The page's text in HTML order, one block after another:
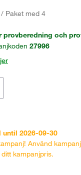
/ Paket med 4
provberedning och
27996
until 2026-09-30
Använd
kampanjpris.